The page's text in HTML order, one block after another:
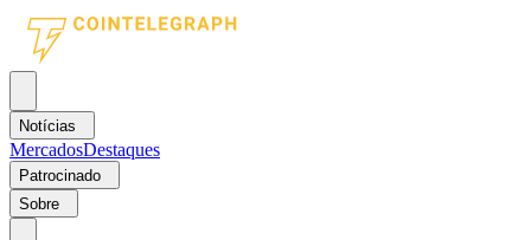
Notícias
MercadosDestaques
Patrocinado
Sobre